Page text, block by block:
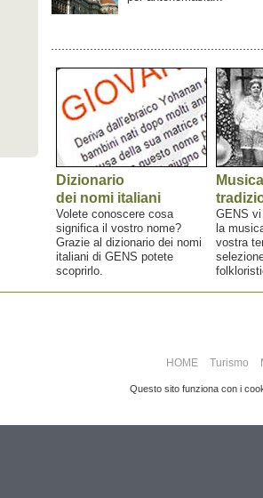
Dizionario
dei nomi italiani
Volete conoscere cosa
significa il vostro nome?
Grazie al dizionario dei nomi
italiani di GENS potete
scoprirlo.
Musica
GENS
la
vostra
HOME Turismo
Questo sito funziona con i